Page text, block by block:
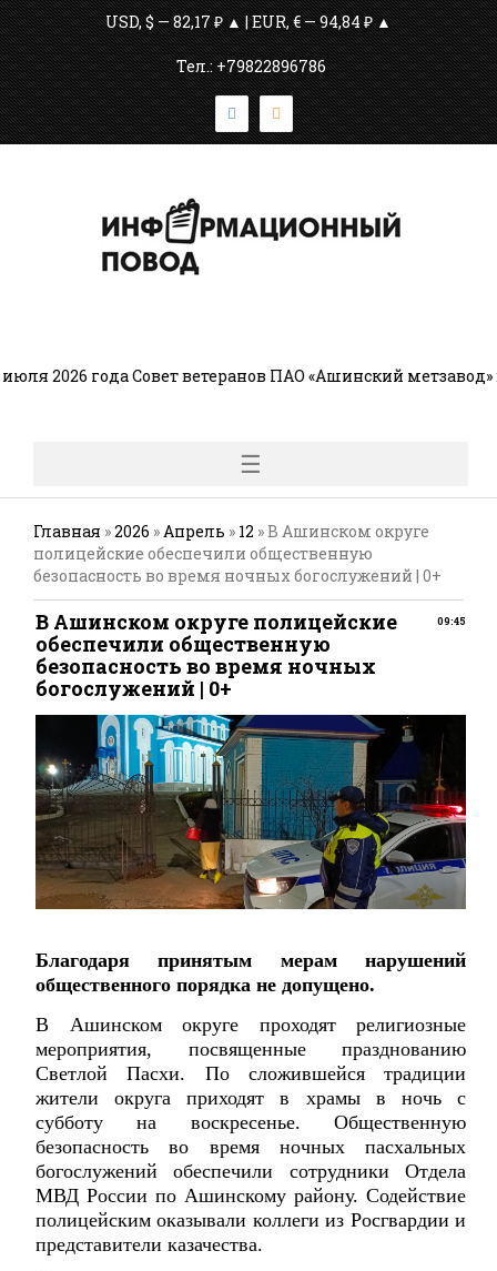
USD, $ — 82,17 ₽ ▲ | EUR, € — 94,84 ₽ ▲
Тел.: +79822896786
2026 года Совет ветеранов ПАО «Ашинский метзавод»
☰
Главная »2026 »Апрель » 12 » В Ашинском округе
полицейские обеспечили общественную
безопасность во время ночных богослужений | 0+
09:45
В Ашинском округе полицейские
обеспечили общественную
безопасность во время ночных
богослужений | 0+
Благодаря принятым мерам нарушений
общественного порядка не допущено.
В Ашинском округе проходят религиозные
мероприятия, посвященные празднованию
Светлой Пасхи. По сложившейся традиции
жители округа приходят в храмы в ночь с
субботу на воскресенье. Общественную
безопасность во время ночных пасхальных
богослужений обеспечили сотрудники Отдела
МВД России по Ашинскому району. Содействие
полицейским оказывали коллеги из Росгвардии и
представители казачества.